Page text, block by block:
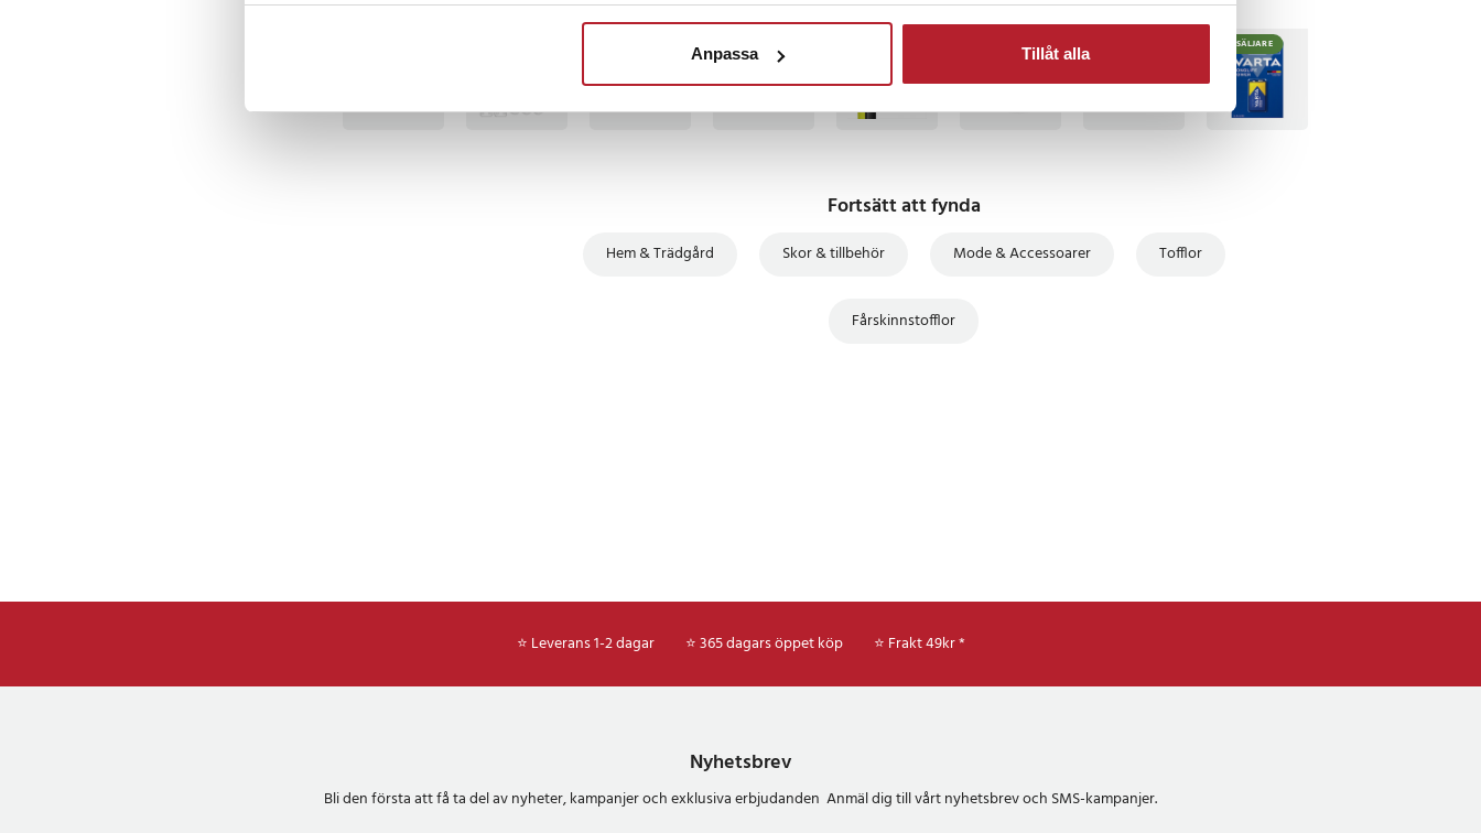
Anpassa Tillåt alla
BÄSTSÄLJARE BÄSTSÄLJARE
Fortsätt att fynda
Hem & Trädgård Skor & tillbehör Mode & Accessoarer Tofflor
Fårskinnstofflor
⭐ Leverans 1-2 dagar ⭐ 365 dagars öppet köp ⭐ Frakt 49kr *
Nyhetsbrev
Bli den första att få ta del av nyheter, kampanjer och exklusiva erbjudanden Anmäl dig till vårt nyhetsbrev och SMS-kampanjer.